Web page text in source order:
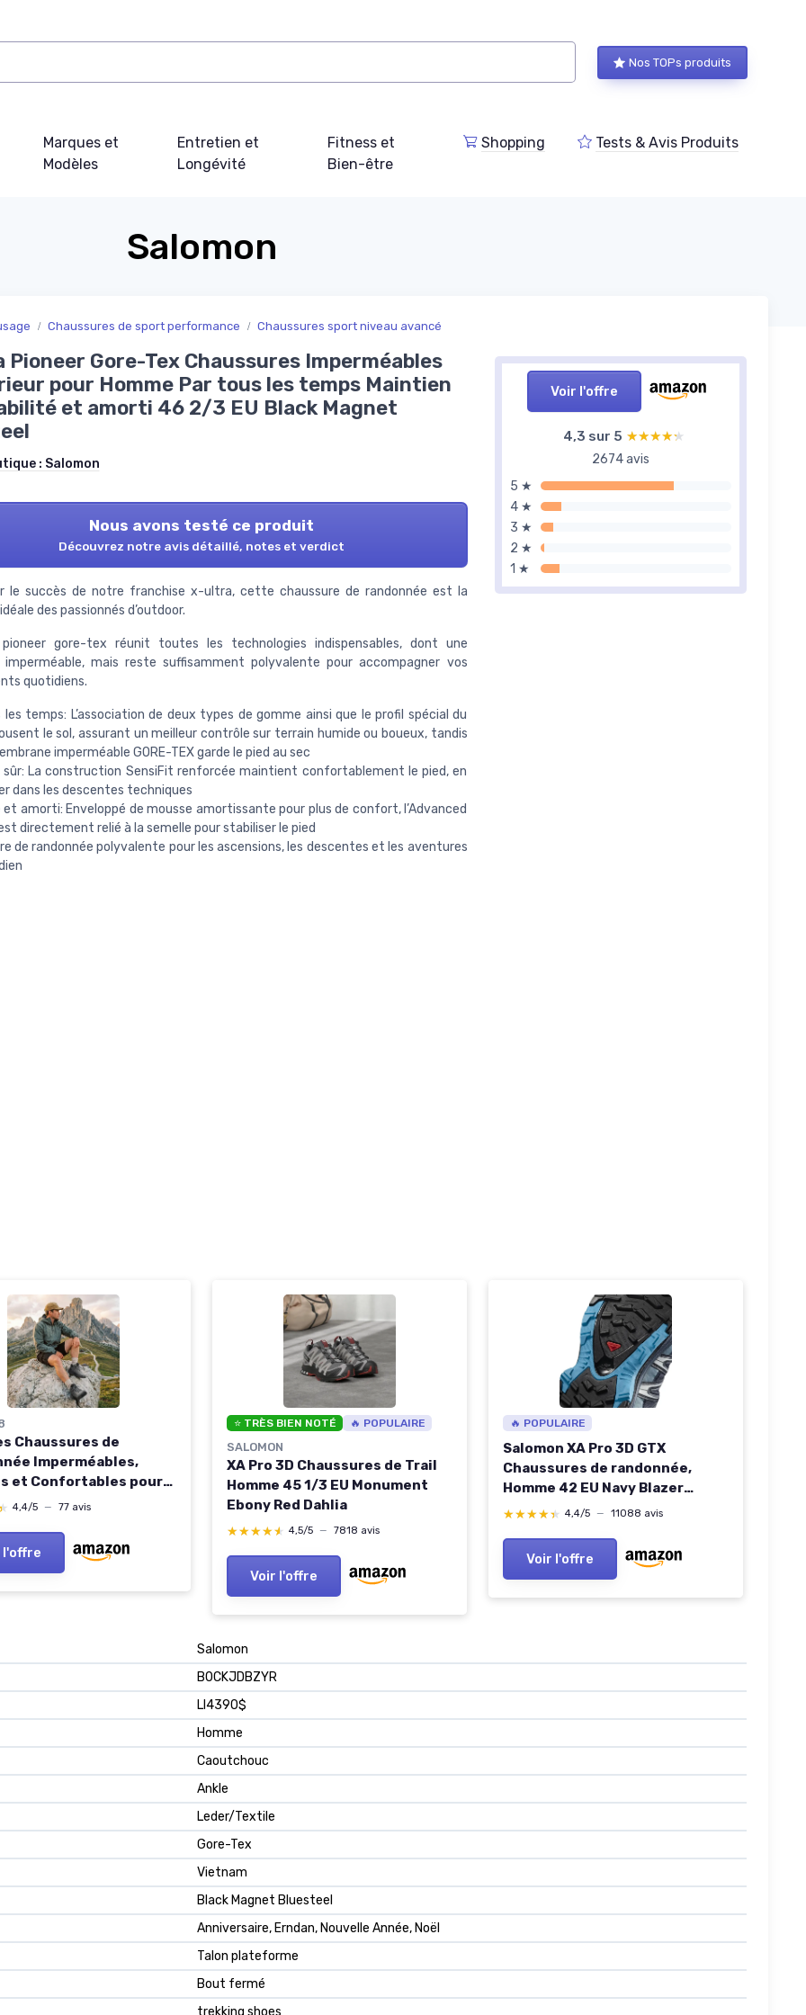
Nos TOPs produits
Marques et
Modèles
Entretien et
Longévité
Fitness et
Bien-être
Shopping Tests & Avis Produits
Salomon
Chaussures de sport performance Chaussures sport niveau avancé
Voir l'offre
4,3 sur 5 ★★★★★
★★★★★
2674 avis
5 ★
4 ★
3 ★
2 ★
1 ★
Pioneer Gore-Tex Chaussures Imperméables
pour Homme Par tous les temps Maintien
et amorti 46 2/3 EU Black Magnet
: Salomon
Nous avons testé ce produit
Découvrez notre avis détaillé, notes et verdict
le succès de notre franchise x-ultra, cette chaussure de randonnée est la
des passionnés d’outdoor.
gore-tex réunit toutes les technologies indispensables, dont une
mais reste suffisamment polyvalente pour accompagner vos
quotidiens.
les temps: L’association de deux types de gomme ainsi que le profil spécial du
le sol, assurant un meilleur contrôle sur terrain humide ou boueux, tandis
imperméable GORE-TEX garde le pied au sec
sûr: La construction SensiFit renforcée maintient confortablement le pied, en
dans les descentes techniques
amorti: Enveloppé de mousse amortissante pour plus de confort, l’Advanced
directement relié à la semelle pour stabiliser le pied
de randonnée polyvalente pour les ascensions, les descentes et les aventures
Chaussures de
Imperméables,
et Confortables pour
Camping escalade,
4,4/5 — 77 avis
l'offre
⭐ TRÈS BIEN NOTÉ 🔥 POPULAIRE
SALOMON
XA Pro 3D Chaussures de Trail
Homme 45 1/3 EU Monument
Ebony Red Dahlia
★★★★★
★★★★★ 4,5/5 — 7818 avis
Voir l'offre
🔥 POPULAIRE
Salomon XA Pro 3D GTX
Chaussures de randonnée,
Homme 42 EU Navy Blazer
Hawaiian Ocean Dawn Blue
★★★★★
★★★★★ 4,4/5 — 11088 avis
Voir l'offre
Salomon
B0CKJDBZYR
LI4390$
Homme
Caoutchouc
Ankle
Leder/Textile
Gore-Tex
Vietnam
Black Magnet Bluesteel
Anniversaire, Erndan, Nouvelle Année, Noël
Talon plateforme
Bout fermé
trekking shoes